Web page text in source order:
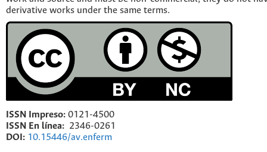
derivative works under the same terms.
ISSN Impreso: 0121-4500
ISSN En línea: 2346-0261
DOI: 10.15446/av.enferm